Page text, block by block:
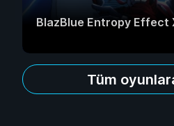
BlazBlue Entropy Effect
Tüm